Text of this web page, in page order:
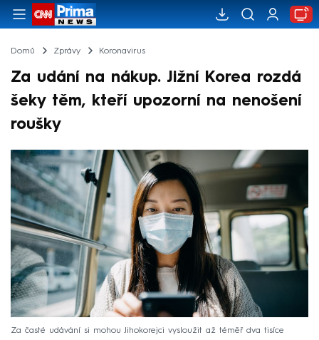
Domů Zprávy Koronavirus
Za udání na nákup. Jižní Korea rozdá
šeky těm, kteří upozorní na nenošení
roušky
Za časté udávání si mohou Jihokorejci vysloužit až téměř dva tisíce